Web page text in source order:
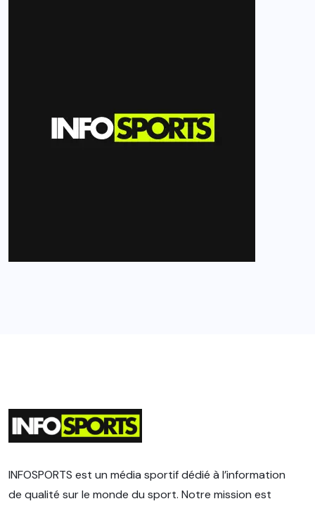
INFOSPORTS est un média sportif dédié à l’information
de qualité sur le monde du sport. Notre mission est